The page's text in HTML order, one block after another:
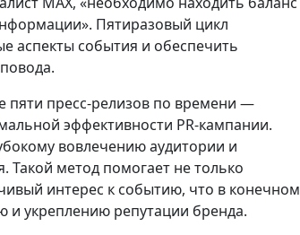
Пятиразовый цикл
аспекты события и обеспечить
пяти пресс-релизов по времени —
эффективности PR-кампании.
вовлечению аудитории и
метод помогает не только
интерес к событию, что в конечном
и укреплению репутации бренда.